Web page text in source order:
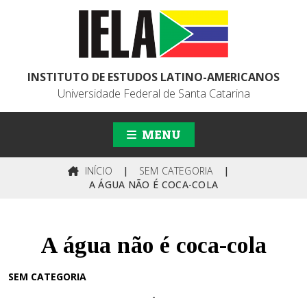
INSTITUTO DE ESTUDOS LATINO-AMERICANOS
Universidade Federal de Santa Catarina
MENU
INÍCIO | SEM CATEGORIA
|
A ÁGUA NÃO É COCA-COLA
A água não é coca-cola
SEM CATEGORIA
-